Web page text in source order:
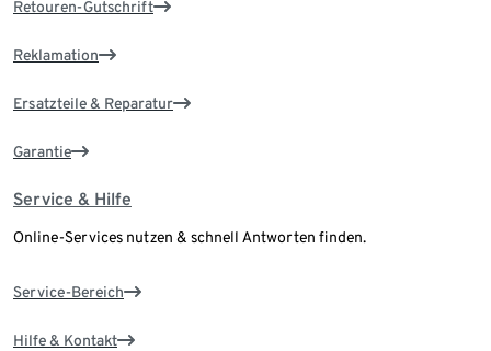
Retouren-Gutschrift
Reklamation
Ersatzteile & Reparatur
Garantie
Service & Hilfe
Online-Services nutzen & schnell Antworten finden.
Service-Bereich
Hilfe & Kontakt